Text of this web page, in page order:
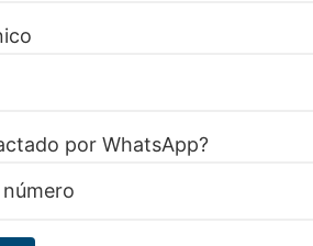
por WhatsApp?